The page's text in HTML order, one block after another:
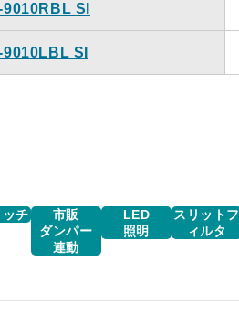
SI
SI
チ
市販
ダンパー
連動
LED
照明
スリットフ
ィルタ